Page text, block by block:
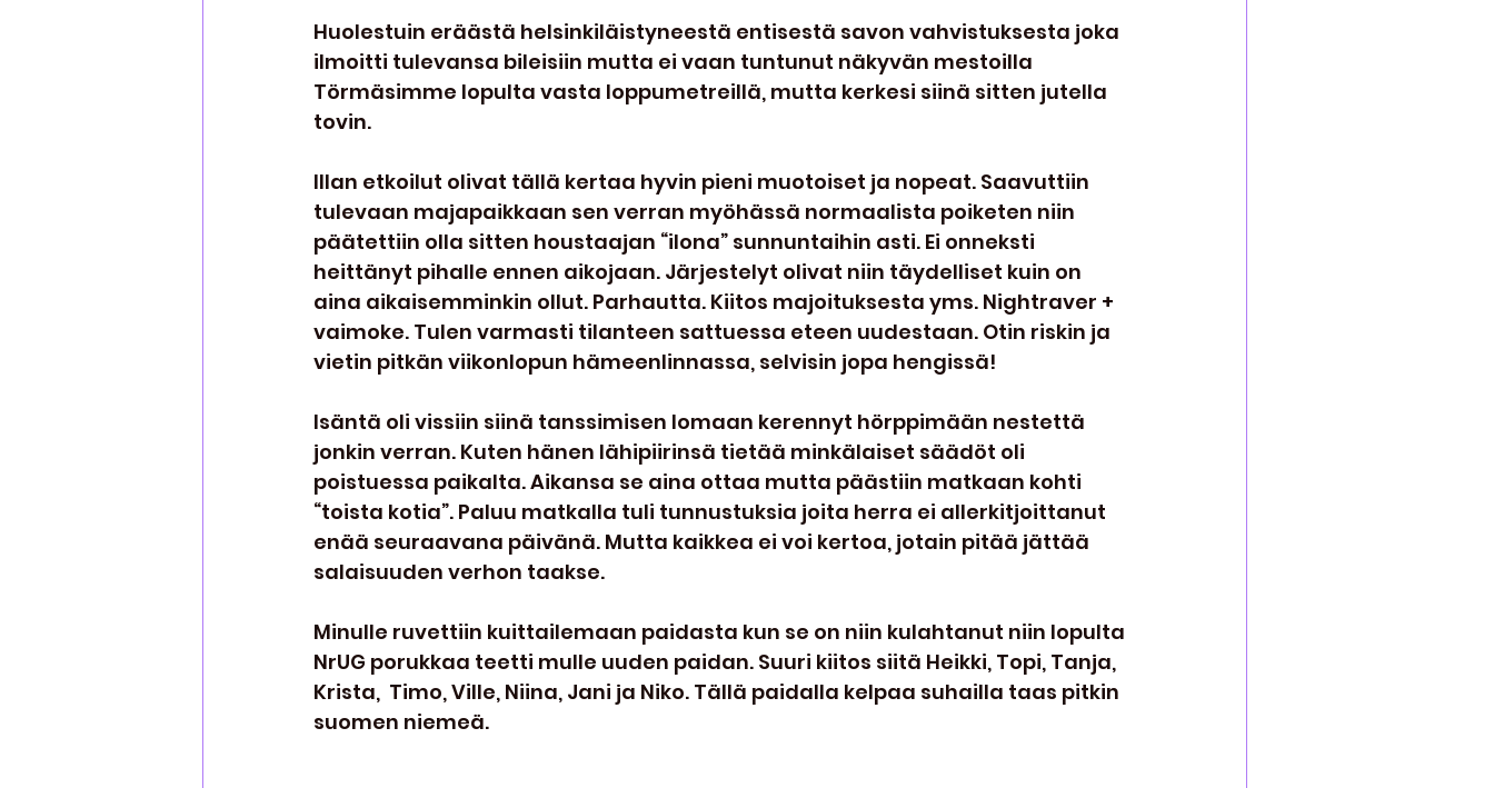
Huolestuin eräästä helsinkiläistyneestä entisestä savon vahvistuksesta joka
ilmoitti tulevansa bileisiin mutta ei vaan tuntunut näkyvän mestoilla
Törmäsimme lopulta vasta loppumetreillä, mutta kerkesi siinä sitten jutella
tovin.
Illan etkoilut olivat tällä kertaa hyvin pieni muotoiset ja nopeat. Saavuttiin
tulevaan majapaikkaan sen verran myöhässä normaalista poiketen niin
päätettiin olla sitten houstaajan “ilona” sunnuntaihin asti. Ei onneksti
heittänyt pihalle ennen aikojaan. Järjestelyt olivat niin täydelliset kuin on
aina aikaisemminkin ollut. Parhautta. Kiitos majoituksesta yms. Nightraver +
vaimoke. Tulen varmasti tilanteen sattuessa eteen uudestaan. Otin riskin ja
vietin pitkän viikonlopun hämeenlinnassa, selvisin jopa hengissä!
Isäntä oli vissiin siinä tanssimisen lomaan kerennyt hörppimään nestettä
jonkin verran. Kuten hänen lähipiirinsä tietää minkälaiset säädöt oli
poistuessa paikalta. Aikansa se aina ottaa mutta päästiin matkaan kohti
“toista kotia”. Paluu matkalla tuli tunnustuksia joita herra ei allerkitjoittanut
enää seuraavana päivänä. Mutta kaikkea ei voi kertoa, jotain pitää jättää
salaisuuden verhon taakse.
Minulle ruvettiin kuittailemaan paidasta kun se on niin kulahtanut niin lopulta
NrUG porukkaa teetti mulle uuden paidan. Suuri kiitos siitä Heikki, Topi, Tanja,
Krista,  Timo, Ville, Niina, Jani ja Niko. Tällä paidalla kelpaa suhailla taas pitkin
suomen niemeä.